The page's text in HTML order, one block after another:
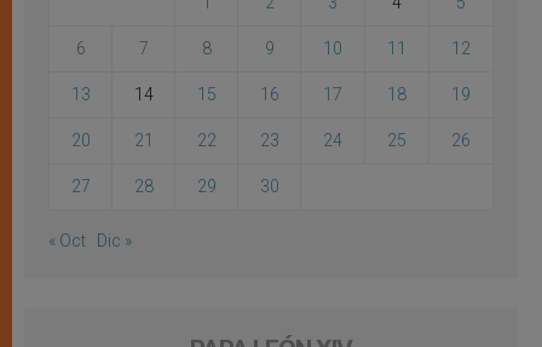
6 7 8 9 10 11 12
13 14 15 16 17 18 19
20 21 22 23 24 25 26
27 28 29 30
« Oct Dic »